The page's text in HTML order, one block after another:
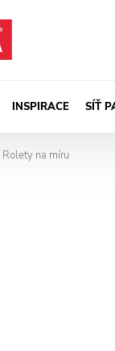
INSPIRACE SÍŤ
Rolety na míru